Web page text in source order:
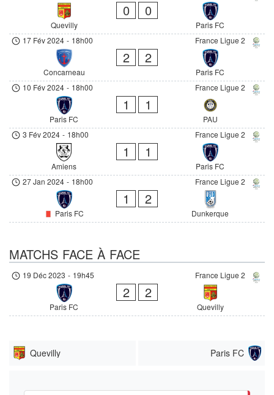
Quevilly
0 0
Paris FC
France Ligue 2
17 Fév 2024 - 18h00
Concarneau
2 2
Paris FC
France Ligue 2
10 Fév 2024 - 18h00
Paris FC
1 1
PAU
France Ligue 2
3 Fév 2024 - 18h00
Amiens
1 1
Paris FC
France Ligue 2
27 Jan 2024 - 18h00
Paris FC
1 2
Dunkerque
MATCHS FACE À FACE
France Ligue 2
19 Déc 2023 - 19h45
Paris FC
2 2
Quevilly
Quevilly Paris FC